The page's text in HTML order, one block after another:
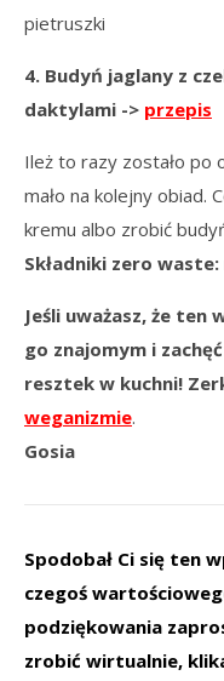
pietruszki
4. Budyń jaglany z
daktylami -> przepis
Ileż to razy zostało po
mało na kolejny obiad.
kremu albo zrobić
Składniki zero waste:
Jeśli uważasz, że
go znajomym i
resztek w kuchni!
weganizmie.
Gosia
Spodobał Ci się ten
czegoś
podziękowania
zrobić wirtualnie,